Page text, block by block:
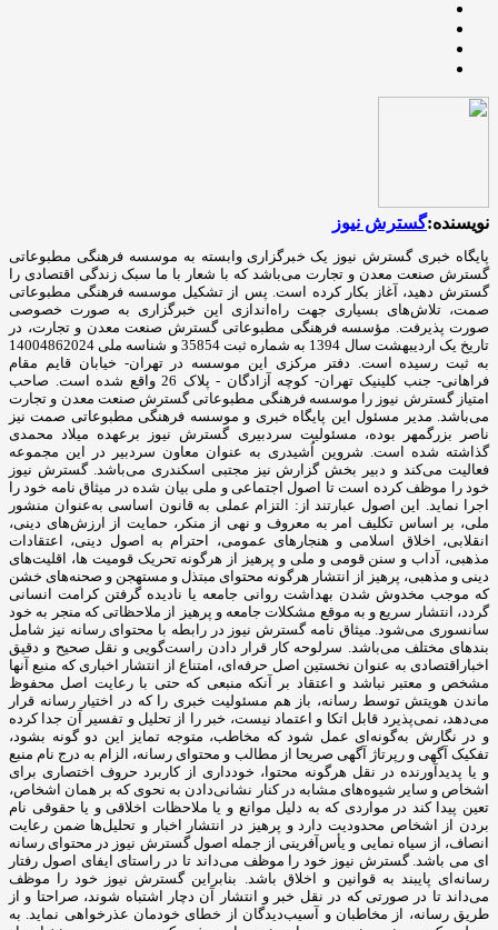
نویسنده:گسترش نیوز
پایگاه خبری گسترش نیوز یک خبرگزاری وابسته به موسسه فرهنگی مطبوعاتی
گسترش صنعت معدن و تجارت می‌باشد که با شعار با ما سبک زندگی اقتصادی را
گسترش دهید، آغاز بکار کرده است. پس از تشکیل موسسه فرهنگی مطبوعاتی
صمت، تلاش‌های بسیاری جهت راه‌اندازی این خبرگزاری به صورت خصوصی
صورت پذیرفت. مؤسسه فرهنگی مطبوعاتی گسترش صنعت معدن و تجارت، در
تاریخ یک اردیبهشت سال 1394 به شماره ثبت 35854 و شناسه ملی 14004862024
به ثبت رسیده است. دفتر مرکزی این موسسه در تهران- خیابان قایم مقام
فراهانی- جنب کلینیک تهران- کوچه آزادگان - پلاک 26 واقع شده است. صاحب
امتیاز گسترش نیوز را موسسه فرهنگی مطبوعاتی گسترش صنعت معدن و تجارت
می‌باشد. مدیر مسئول این پایگاه خبری و موسسه فرهنگی مطبوعاتی صمت نیز
ناصر بزرگمهر بوده، مسئولیت سردبیری گسترش نیوز برعهده میلاد محمدی
گذاشته شده است. شروین اُشیدری به عنوان معاون سردبیر در این مجموعه
فعالیت می‌کند و دبیر بخش گزارش نیز مجتبی اسکندری می‌باشد. گسترش نیوز
خود را موظف کرده است تا اصول اجتماعی و ملی بیان شده در میثاق نامه خود را
اجرا نماید. این اصول عبارتند از: التزام عملی به قانون اساسی به‌عنوان منشور
ملی، بر اساس تکلیف امر به‌ معروف و نهی از منکر، حمایت از ارزش‌های دینی،
انقلابی، اخلاق اسلامی و هنجارهای عمومی، احترام به اصول دینی، اعتقادات
مذهبی، آداب و سنن قومی و ملی و ‌پرهیز از هرگونه تحریک قومیت ‌ها، اقلیت‌های
دینی و مذهبی، پرهیز از انتشار هرگونه محتوای مبتذل و مستهجن و صحنه‌های خشن
که موجب مخدوش شدن بهداشت روانی جامعه یا نادیده گرفتن کرامت انسانی
گردد، انتشار سریع و به‌ موقع مشکلات جامعه و پرهیز از ملاحظاتی که منجر به خود
سانسوری می‌شود. میثاق نامه گسترش نیوز در رابطه با محتوای رسانه نیز شامل
بندهای مختلف می‌باشد. سرلوحه کار قرار دادن راست‌گویی و نقل صحیح و دقیق
اخباراقتصادی به ‌عنوان نخستین اصل حرفه‌ای، امتناع از انتشار اخباری که منبع آنها
مشخص و معتبر نباشد و اعتقاد بر آنکه منبعی که حتی با رعایت اصل محفوظ
ماندن هویتش توسط رسانه، باز هم مسئولیت خبری را که در اختیار رسانه قرار
می‌دهد، نمی‌پذیرد قابل اتکا و اعتماد نیست، خبر را از تحلیل و تفسیر آن جدا کرده
و در نگارش به‌گونه‌ای عمل شود که مخاطب، متوجه تمایز این دو گونه بشود،
تفکیک آگهی و رپرتاژ آگهی صریحا از مطالب و محتوای رسانه، الزام به درج نام منبع
و یا پدیدآورنده در نقل هرگونه محتوا، خودداری از کاربرد حروف اختصاری برای
اشخاص و سایر شیوه‌های مشابه در کنار نشانی‌دادن به نحوی که بر همان اشخاص،
تعین پیدا کند در مواردی که به دلیل موانع و یا ملاحظات اخلاقی و یا حقوقی نام
بردن از اشخاص محدودیت دارد و پرهیز در انتشار اخبار و تحلیل‌ها ضمن رعایت
انصاف، از سیاه ‌نمایی و یأس‌آفرینی از جمله اصول گسترش نیوز در محتوای رسانه
ای می باشد. گسترش نیوز خود را موظف می‌داند تا در راستای ایفای اصول رفتار
رسانه‌ای پایبند به قوانین و اخلاق باشد. بنابراین گسترش نیوز خود را موظف
می‌داند تا در صورتی که در نقل خبر و انتشار آن دچار اشتباه شوند، صراحتا و از
طریق رسانه، از مخاطبان و آسیب‌دیدگان از خطای خودمان عذرخواهی نماید. به